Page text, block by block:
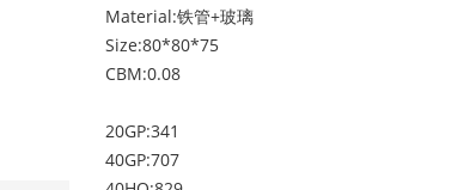
Material:铁管+玻璃
Size:80*80*75
CBM:0.08
20GP:341
40GP:707